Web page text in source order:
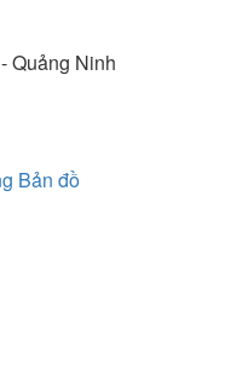
Quảng Ninh
Bản đồ